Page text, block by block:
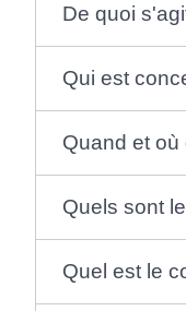
De quoi
Qui est
Quand et où
Quels sont
Quel est le